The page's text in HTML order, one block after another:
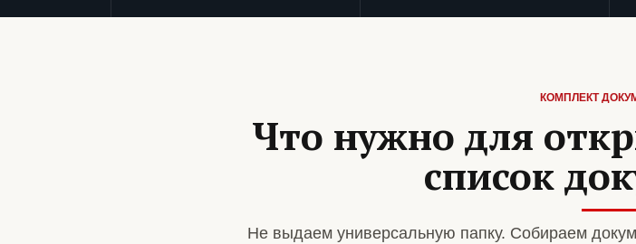
КОМПЛЕКТ
Что нужно для
список
Не выдаем универсальную папку. Собираем